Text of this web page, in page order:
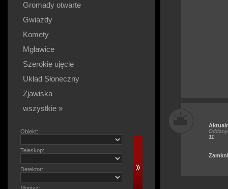
Gromady otwarte
Gwiazdy
Komety
Mgławice
Szerokie ujęcie
Układ Słoneczny
Zjawiska
wszystkie »
Obiekt:
Teleskop:
Detektor:
11